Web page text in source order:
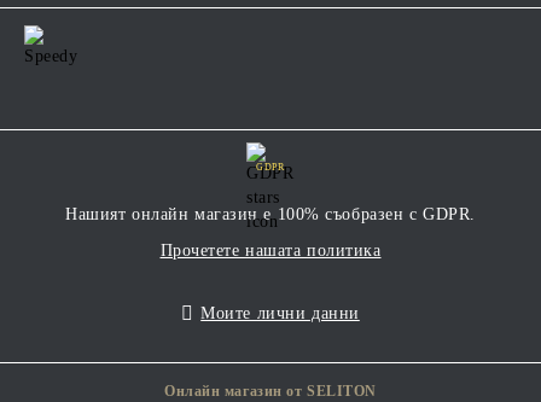
GDPR
Нашият онлайн магазин е 100% съобразен с GDPR.
Прочетете нашата политика
Моите лични данни
Онлайн магазин от SELITON